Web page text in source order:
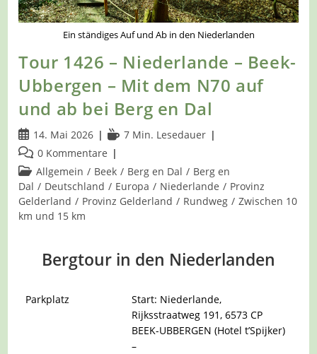
Ein ständiges Auf und Ab in den Niederlanden
Tour 1426 – Niederlande – Beek-
Ubbergen – Mit dem N70 auf
und ab bei Berg en Dal
Beitrag
veröffentlicht:
14. Mai 2026 Lesedauer:
7 Min. Lesedauer
Beitrags-
Kommentare:
0 Kommentare
Beitrags-
Kategorie:
Allgemein / Beek / Berg en Dal / Berg en
Dal / Deutschland / Europa / Niederlande / Provinz
Gelderland / Provinz Gelderland / Rundweg / Zwischen 10
km und 15 km
Bergtour in den Niederlanden
Parkplatz
Start: Niederlande,
Rijksstraatweg 191, 6573 CP
BEEK-UBBERGEN (Hotel t’Spijker)
–